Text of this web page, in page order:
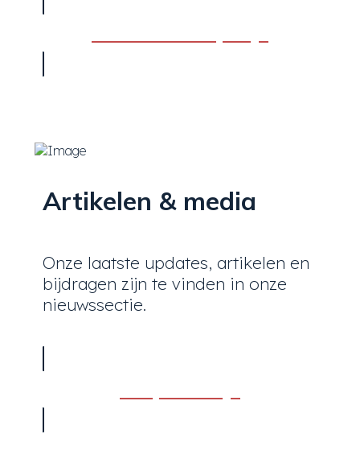
Artikelen & media
Onze laatste updates, artikelen en
bijdragen zijn te vinden in onze
nieuwssectie.